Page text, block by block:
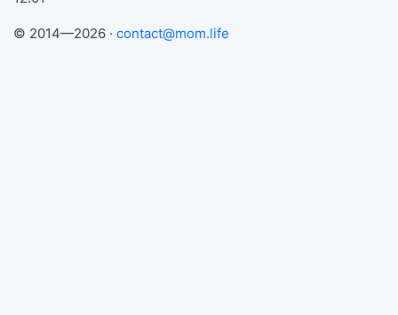
© 2014—2026 · contact@mom.life